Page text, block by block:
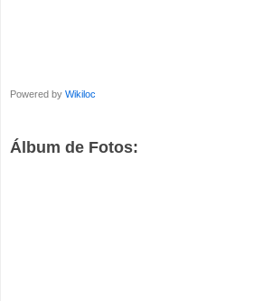
Powered by Wikiloc
Álbum de Fotos: